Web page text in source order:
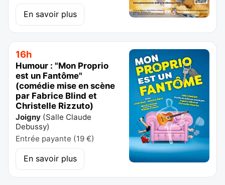
En savoir plus
16h
Humour : "Mon Proprio
est un Fantôme"
(comédie mise en scène
par Fabrice Blind et
Christelle Rizzuto)
Joigny (Salle Claude
Debussy)
Entrée payante (19 €)
En savoir plus